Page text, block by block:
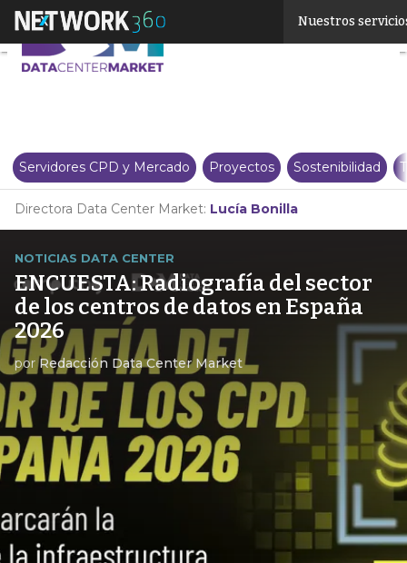
Nuestros
Servidores CPD y Mercado Proyectos Sostenibilidad
Directora Data Center Market: Lucía Bonilla
NOTICIAS DATA CENTER
ENCUESTA: Radiografía del sector
de los centros de datos en España
2026
porRedacción Data Center Market